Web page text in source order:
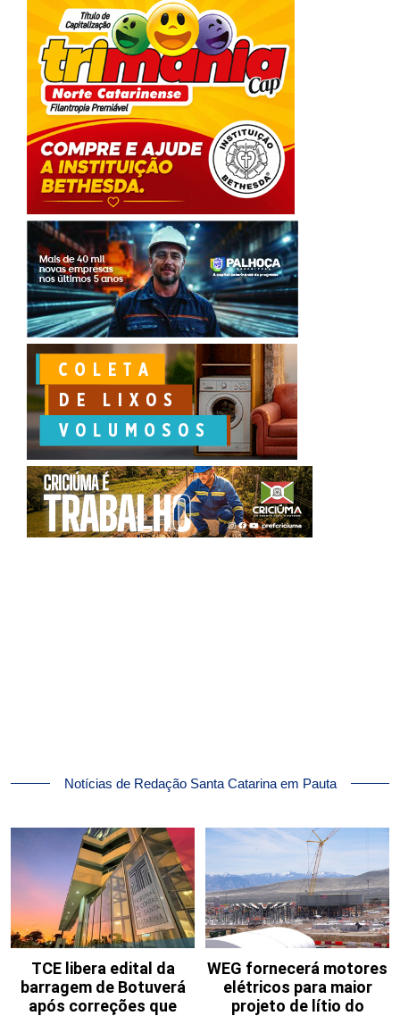
Notícias de Redação Santa Catarina em Pauta
TCE libera edital da
barragem de Botuverá
após correções que
WEG fornecerá motores
elétricos para maior
projeto de lítio do